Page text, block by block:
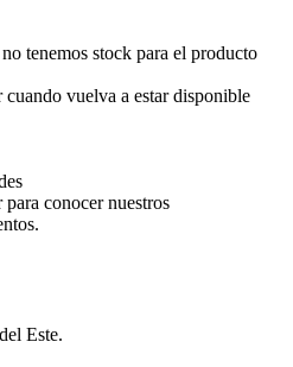
tenemos stock para el producto
cuando vuelva a estar disponible
conocer nuestros
Este.